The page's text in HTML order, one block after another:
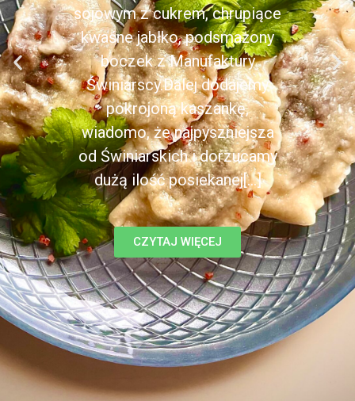
sojowym z cukrem, chrupiące
kwaśne jabłko, podsmażony
boczek z Manufaktury
Świniarscy.Dalej dodajemy
pokrojoną kaszankę,
wiadomo, że najpyszniejsza
od Świniarskich i dorzucamy
dużą ilość posiekanej[...]
CZYTAJ WIĘCEJ